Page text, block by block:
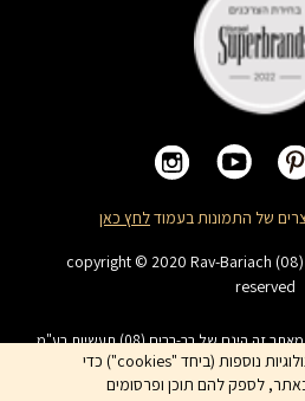
של התמונות בעמודלחץ כאן
copyright © 2020 Rav-Bariach
reserved
כל זכויות היוצרים בנוגע לכל חלק מאתר זה הינם של רב-בריח (08) תעשיות בע"מ.
שיכפול, פרסום, הצגה, שידור, שינוי, ביצוע
אסור. שמות המוצרים, החברות, השירותים הינם
אנחנו משתמשים ב-cookies ובטכנולוגיות נוספות (ביחד "cookies") כדי
לספק להם תוכן ופרסומים